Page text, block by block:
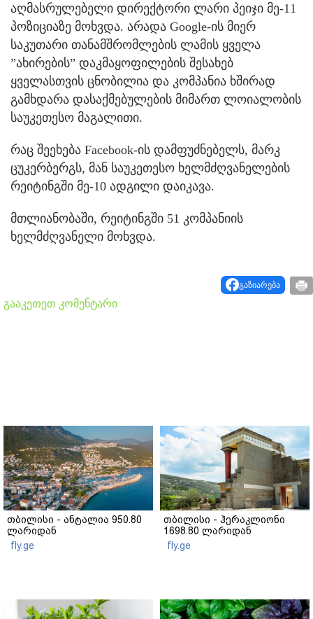
აღმასრულებელი დირექტორი ლარი პეიჯი მე-11
პოზიციაზე მოხვდა. არადა Google-ის მიერ
საკუთარი თანამშრომლების ლამის ყველა
”ახირების” დაკმაყოფილების შესახებ
ყველასთვის ცნობილია და კომპანია ხშირად
გამხდარა დასაქმებულების მიმართ ლოიალობის
საუკეთესო მაგალითი.
რაც შეეხება Facebook-ის დამფუძნებელს, მარკ
ცუკერბერგს, მან საუკეთესო ხელმძღვანელების
რეიტინგში მე-10 ადგილი დაიკავა.
მთლიანობაში, რეიტინგში 51 კომპანიის
ხელმძღვანელი მოხვდა.
გაზიარება
გააკეთეთ კომენტარი
თბილისი - ანტალია 950.80
ლარიდან
fly.ge
თბილისი - ჰერაკლიონი
1698.80 ლარიდან
fly.ge